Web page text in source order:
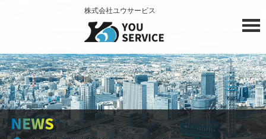
株式会社ユウサービス